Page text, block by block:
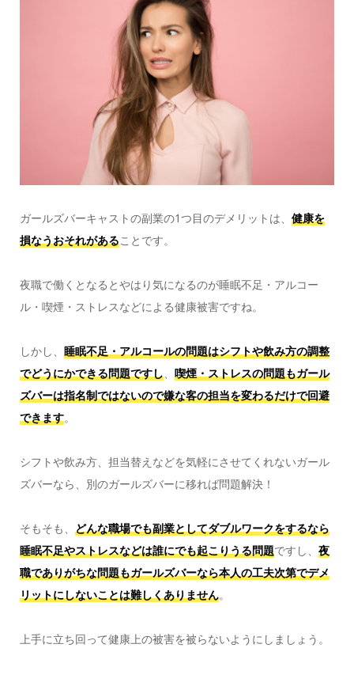
ガールズバーキャストの副業の1つ目のデメリットは、 健康を
損なうおそれがあることです。
夜職で働くとなるとやはり気になるのが睡眠不足・アルコー
ル・喫煙・ストレスなどによる健康被害ですね。
しかし、 睡眠不足・アルコールの問題はシフトや飲み方の調整
でどうにかできる問題ですし、 喫煙・ストレスの問題もガール
ズバーは指名制ではないので嫌な客の担当を変わるだけで回避
できます。
シフトや飲み方、担当替えなどを気軽にさせてくれないガール
ズバーなら、別のガールズバーに移れば問題解決！
そもそも、 どんな職場でも副業としてダブルワークをするなら
睡眠不足やストレスなどは誰にでも起こりうる問題ですし、 夜
職でありがちな問題もガールズバーなら本人の工夫次第でデメ
リットにしないことは難しくありません。
上手に立ち回って健康上の被害を被らないようにしましょう。